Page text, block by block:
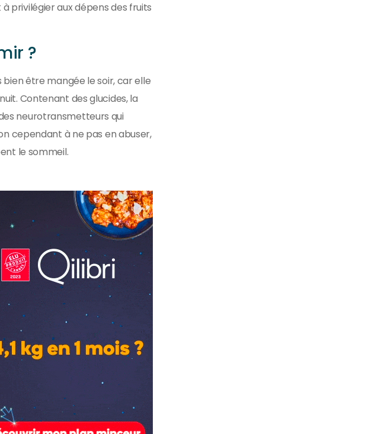
privilégier aux dépens des fruits
?
être mangée le soir, car elle
Contenant des glucides, la
neurotransmetteurs qui
cependant à ne pas en abuser,
le sommeil.